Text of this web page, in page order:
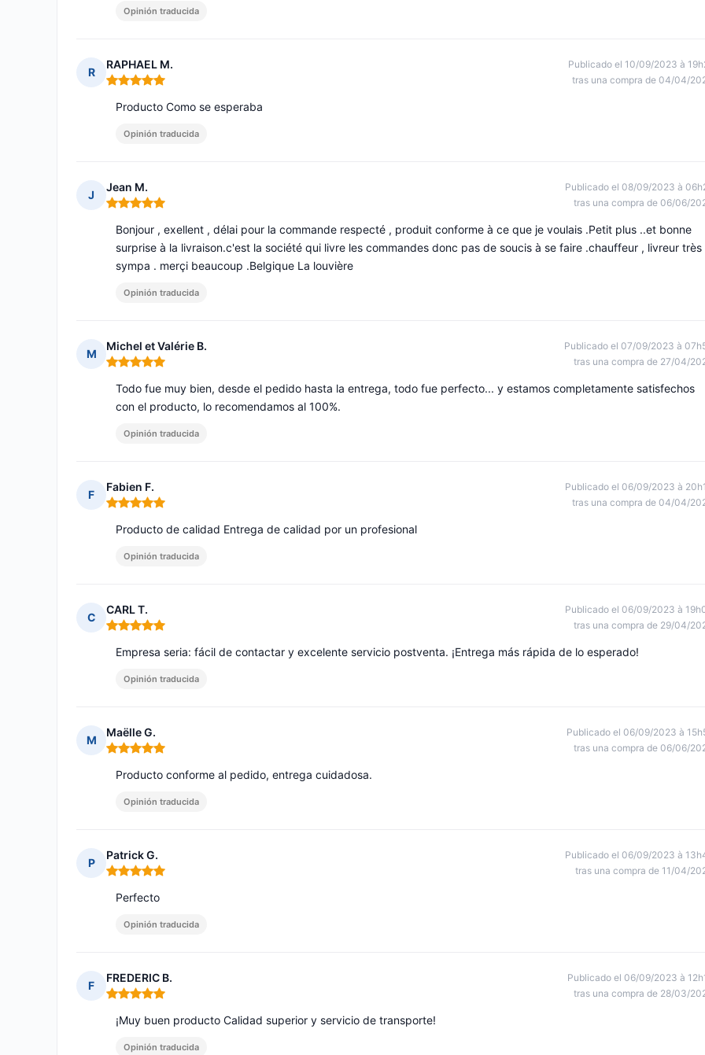
Opinión traducida
R
RAPHAEL M.
Nota: 5 de 5
Publicado el 10/09/2023 à
tras una compra de 04/04/
Producto Como se esperaba
Opinión traducida
J
Jean M.
Nota: 5 de 5
Publicado el 08/09/2023 à
tras una compra de 06/06/
Bonjour , exellent , délai pour la commande respecté , produit conforme à ce que je voulais .Petit plus ..et bonne
surprise à la livraison.c'est la société qui livre les commandes donc pas de soucis à se faire .chauffeur , livreur très
sympa . merçi beaucoup .Belgique La louvière
Opinión traducida
M
Michel et Valérie B.
Nota: 5 de 5
Publicado el 07/09/2023 à
tras una compra de 27/04/
Todo fue muy bien, desde el pedido hasta la entrega, todo fue perfecto... y estamos completamente satisfechos
con el producto, lo recomendamos al 100%.
Opinión traducida
F
Fabien F.
Nota: 5 de 5
Publicado el 06/09/2023 à
tras una compra de 04/04/
Producto de calidad Entrega de calidad por un profesional
Opinión traducida
C
CARL T.
Nota: 5 de 5
Publicado el 06/09/2023 à
tras una compra de 29/04/
Empresa seria: fácil de contactar y excelente servicio postventa. ¡Entrega más rápida de lo esperado!
Opinión traducida
M
Maëlle G.
Nota: 5 de 5
Publicado el 06/09/2023 à
tras una compra de 06/06/
Producto conforme al pedido, entrega cuidadosa.
Opinión traducida
P
Patrick G.
Nota: 5 de 5
Publicado el 06/09/2023 à
tras una compra de 11/04/
Perfecto
Opinión traducida
F
FREDERIC B.
Nota: 5 de 5
Publicado el 06/09/2023 à
tras una compra de 28/03/
¡Muy buen producto Calidad superior y servicio de transporte!
Opinión traducida